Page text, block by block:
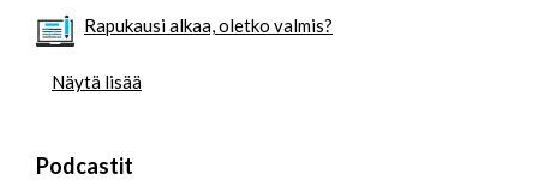
Rapukausi alkaa, oletko valmis?
Näytä lisää
Podcastit